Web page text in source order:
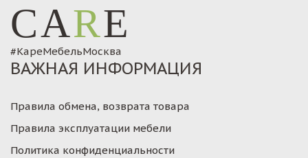
CARE
#КареМебельМосква
ВАЖНАЯ ИНФОРМАЦИЯ
Правила обмена, возврата товара
Правила эксплуатации мебели
Политика конфиденциальности